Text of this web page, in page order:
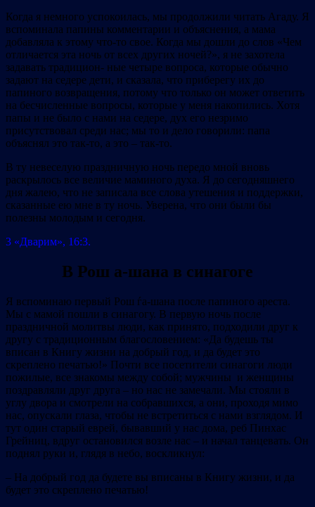
Когда я немного успокоилась, мы продолжили читать Агаду. Я
вспоминала папины комментарии и объяснения, а мама
добавляла к этому что‐то свое. Когда мы дошли до слов «Чем
отличается эта ночь от всех других ночей?», я не захотела
задавать традицион‐ ные четыре вопроса, которые обычно
задают на седере дети, и сказала, что приберегу их до
папиного возвращения, потому что только он может ответить
на бесчисленные вопросы, которые у меня накопились. Хотя
папы и не было с нами на седере, дух его незримо
присутствовал среди нас; мы то и дело говорили: папа
объяснял это так‐то, а это – так‐то.
В ту невеселую праздничную ночь передо мной вновь
раскрылось все величие маминого духа. Я до сегодняшнего
дня жалею, что не записала все слова утешения и поддержки,
сказанные ею мне в ту ночь. Уверена, что они были бы
полезны молодым и сегодня.
3 «Дварим», 16:3.
В Рош а-шана в синагоге
Я вспоминаю первый Рош ѓа‐шана после папиного ареста.
Мы с мамой пошли в синагогу. В первую ночь после
праздничной молитвы люди, как принято, подходили друг к
другу с традиционным благословением: «Да будешь ты
вписан в Книгу жизни на добрый год, и да будет это
скреплено печатью!» Почти все посетители синагоги люди
пожилые, все знакомы между собой; мужчины и женщины
поздравляли друг друга – но нас не замечали. Мы стояли в
углу двора и смотрели на собравшихся, а они, проходя мимо
нас, опускали глаза, чтобы не встретиться с нами взглядом. И
тут один старый еврей, бывавший у нас дома, реб Пинхас
Грейниц, вдруг остановился возле нас – и начал танцевать. Он
поднял руки и, глядя в небо, воскликнул:
– На добрый год да будете вы вписаны в Книгу жизни, и да
будет это скреплено печатью!